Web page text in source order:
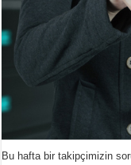
Bu hafta bir takipçimizin